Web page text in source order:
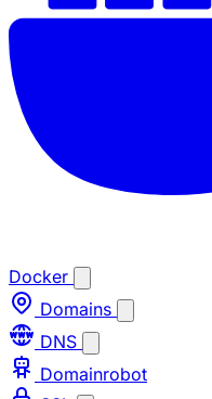
Docker
Domains
DNS
Domainrobot